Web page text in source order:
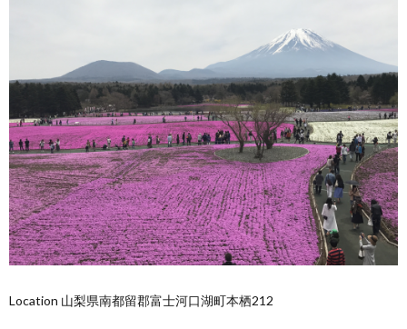
Location 山梨県南都留郡富士河口湖町本栖212